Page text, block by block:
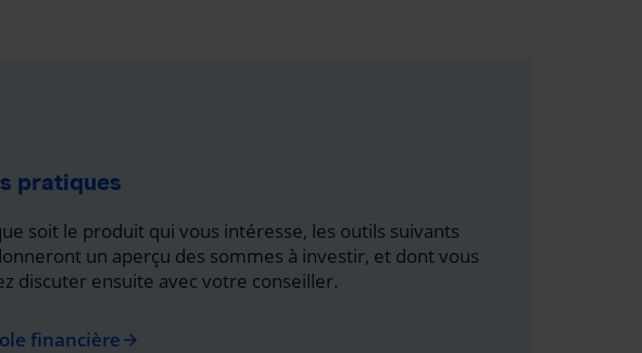
pratiques
soit le produit qui vous intéresse, les outils suivants
un aperçu des sommes à investir, et dont vous
discuter ensuite avec votre conseiller.
financière arrow_forward